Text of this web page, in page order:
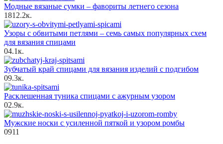
Модные вязаные сумки – фавориты летнего сезона
1812.2к.
Узоры с обвитыми петлями – семь самых популярных схем
для вязания спицами
04.1к.
Зубчатый край спицами для вязания изделий с подгибом
09.3к.
Расклешенная туника спицами с ажурным узором
02.9к.
Мужские носки с усиленной пяткой и узором ромбы
0911